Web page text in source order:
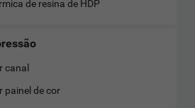
de resina de HDP
canal
painel de cor